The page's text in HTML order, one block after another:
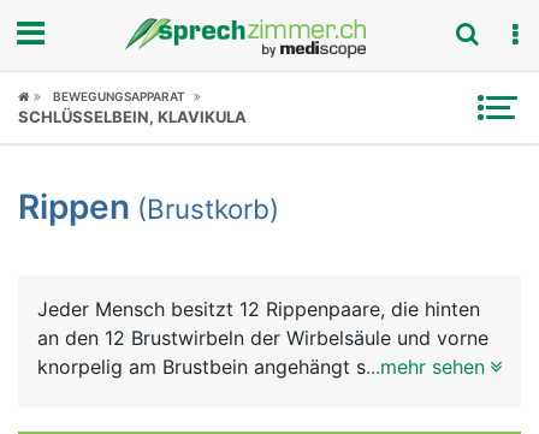
Fokus
Symptome
News
BEWEGUNGSAPPARAT
SCHLÜSSELBEIN, KLAVIKULA
Rippen (Brustkorb)
Jeder Mensch besitzt 12 Rippenpaare, die hinten
an den 12 Brustwirbeln der Wirbelsäule und vorne
knorpelig am Brustbein angehängt sind. Nur die
...mehr sehen